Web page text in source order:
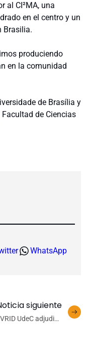
al CI²MA, una
en el centro y un
Brasilia.
produciendo
en la comunidad
de Brasília y
de Ciencias
WhatsApp
siguiente
VRID UdeC adjudica